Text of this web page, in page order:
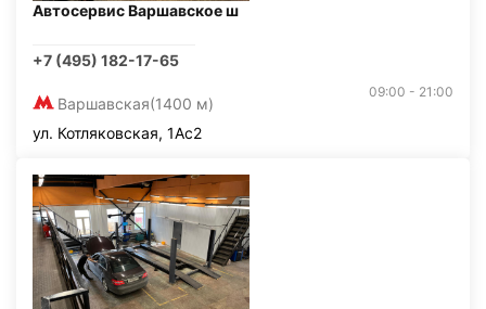
Автосервис Варшавское ш
+7 (495) 182-17-65
Варшавская(1400 м)
09:00 - 21:00
ул. Котляковская, 1Ас2